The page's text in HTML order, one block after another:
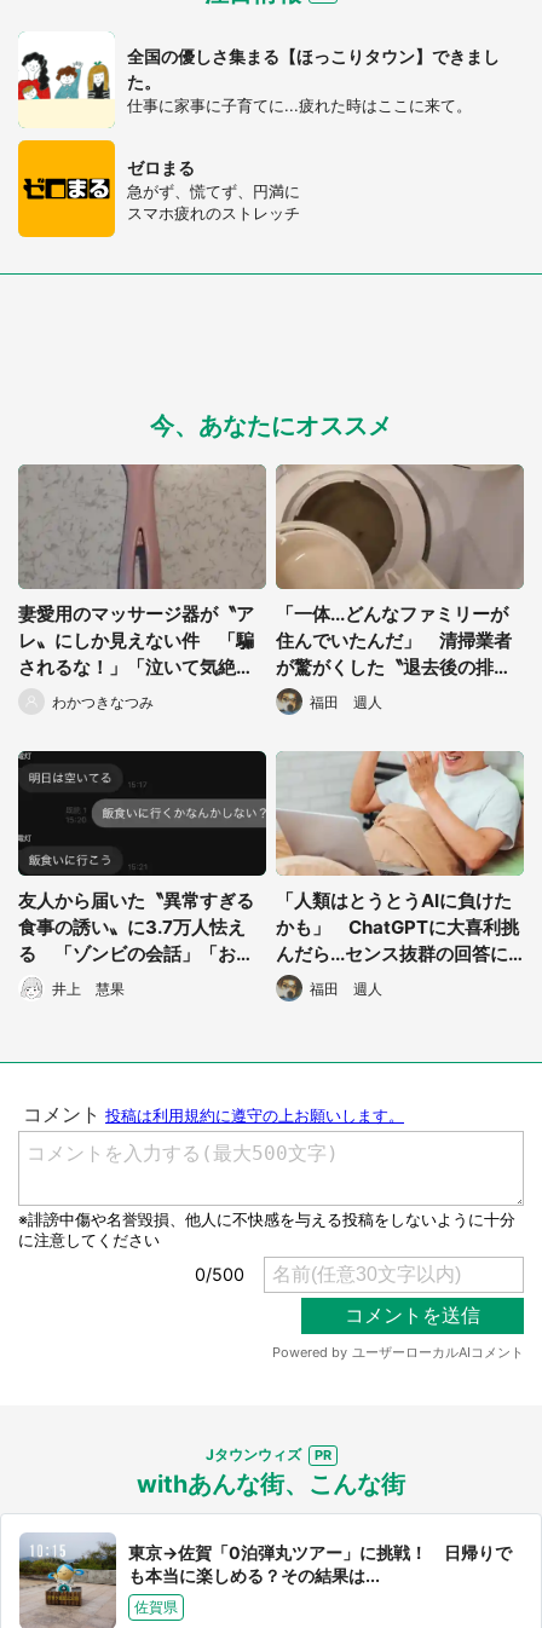
全国の優しさ集まる【ほっこりタウン】できまし
た。
仕事に家事に子育てに...疲れた時はここに来て。
ゼロまる
急がず、慌てず、円満に
スマホ疲れのストレッチ
今、あなたにオススメ
妻愛用のマッサージ器が〝ア
レ〟にしか見えない件 「騙
されるな！」「泣いて気絶す
る」と4.6万人悲鳴
わかつきなつみ
「一体...どんなファミリーが
住んでいたんだ」 清掃業者
が驚がくした〝退去後の排水
口〟に17万人瞠目
福田 週人
友人から届いた〝異常すぎる
食事の誘い〟に3.7万人怯え
る 「ゾンビの会話」「お前
の友達妖怪だろ」
井上 慧果
「人類はとうとうAIに負けた
かも」 ChatGPTに大喜利挑
んだら...センス抜群の回答に1
2万人抱腹絶倒
福田 週人
Jタウンウィズ
withあんな街、こんな街
東京→佐賀「0泊弾丸ツアー」に挑戦！ 日帰りで
も本当に楽しめる？その結果は...
佐賀県